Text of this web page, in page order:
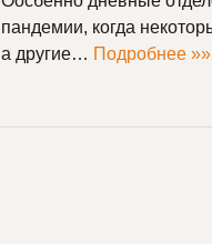
пандемии, когда
а другие… Подробнее »»